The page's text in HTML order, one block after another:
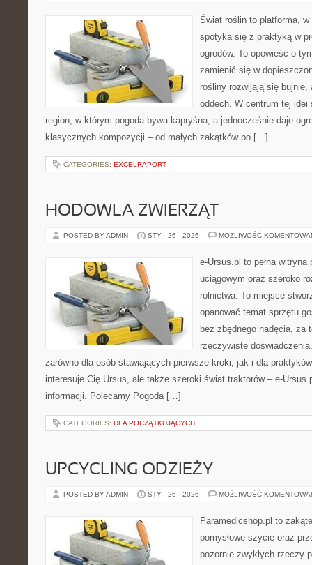
Świat roślin to platforma, w
spotyka się z praktyką w
ogrodów. To opowieść o
zamienić się w
rośliny rozwijają się bujnie,
oddech. W centrum tej
region, w którym pogoda bywa kapryśna, a jednocześnie daje
klasycznych kompozycji – od małych zakątków po […]
CATEGORIES: EXCELRAPORT
HODOWLA ZWIERZĄT
POSTED BY ADMIN STY - 26 - 2026 MOŻLIWOŚĆ
e-Ursus.pl to pełna
uciągowym oraz szeroko
rolnictwa. To miejsce
opanować temat sprzętu
bez zbędnego nadęcia, za
rzeczywiste
zarówno dla osób stawiających pierwsze kroki, jak i dla
interesuje Cię Ursus, ale także szeroki świat traktorów – e-
informacji. Polecamy Pogoda […]
CATEGORIES: DLA POCZĄTKUJĄCYCH
UPCYCLING ODZIEŻY
POSTED BY ADMIN STY - 26 - 2026 MOŻLIWOŚĆ
Paramedicshop.pl to
pomysłowe szycie oraz
pozornie zwykłych rzeczy